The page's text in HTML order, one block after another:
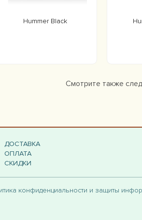
Hummer Black
Смотрите также
ДОСТАВКА
ОПЛАТА
СКИДКИ
конфиденциальности и защиты